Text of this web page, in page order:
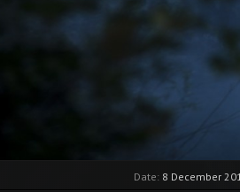
Date: 8 December